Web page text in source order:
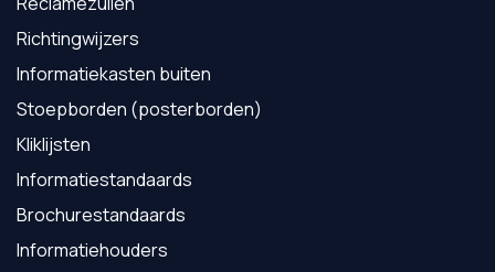
Richtingwijzers
Informatiekasten buiten
Stoepborden (posterborden)
Kliklijsten
Informatiestandaards
Brochurestandaards
Informatiehouders